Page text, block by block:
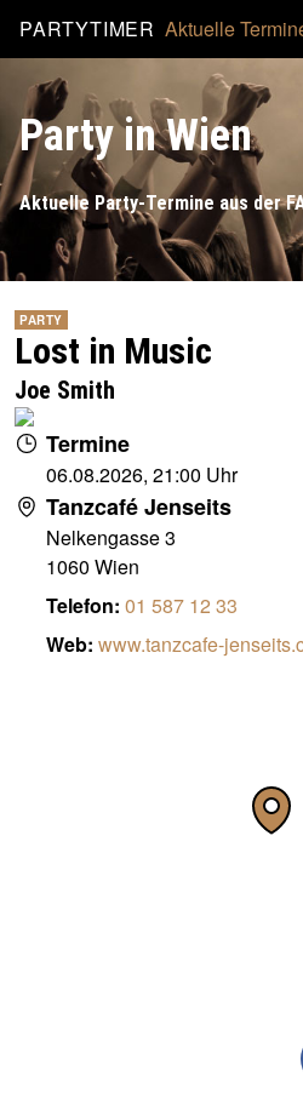
PARTYTIMER Aktuelle
Party in Wien
Aktuelle Party-Termine aus der
PARTY
Lost in Music
Joe Smith
Termine
06.08.2026, 21:00 Uhr
Tanzcafé Jenseits
Nelkengasse 3
1060 Wien
Telefon: 01 587 12 33
Web: www.tanzcafe-